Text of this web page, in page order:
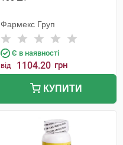
Фармекс Груп
Є в наявності
від 1104.20 грн
КУПИТИ